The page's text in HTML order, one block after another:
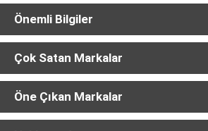
Önemli Bilgiler
Çok Satan Markalar
Öne Çıkan Markalar